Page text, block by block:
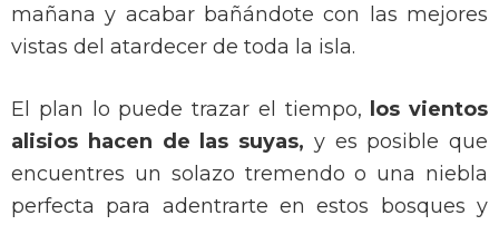
mañana y acabar bañándote con las mejores
vistas del atardecer de toda la isla.
El plan lo puede trazar el tiempo,
los vientos
alisios hacen de las suyas, y es posible que
encuentres un solazo tremendo o una niebla
perfecta para adentrarte en estos bosques y